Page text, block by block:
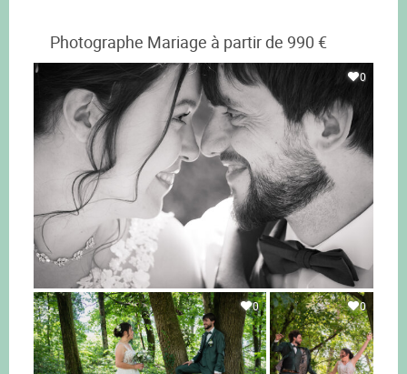
Photographe Mariage à partir de 990 €
0
0 0